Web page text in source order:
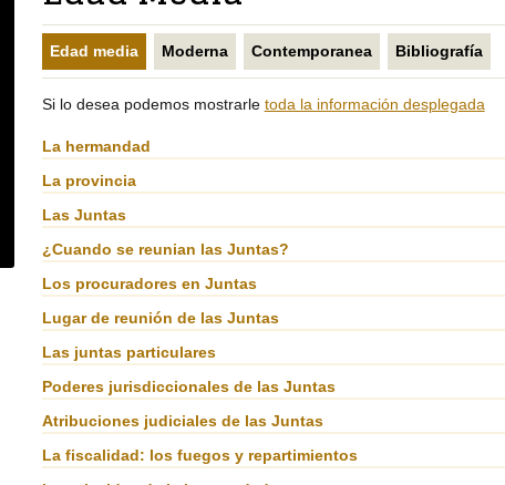
PÁGINA
ACTUAL
PRINCIPAL
DE
LA
PÁGINA
Edad media Moderna Contemporanea Bibliografía
Si lo desea podemos mostrarle toda la información desplegada
La hermandad
La provincia
Las Juntas
¿Cuando se reunian las Juntas?
Los procuradores en Juntas
Lugar de reunión de las Juntas
Las juntas particulares
Poderes jurisdiccionales de las Juntas
Atribuciones judiciales de las Juntas
La fiscalidad: los fuegos y repartimientos